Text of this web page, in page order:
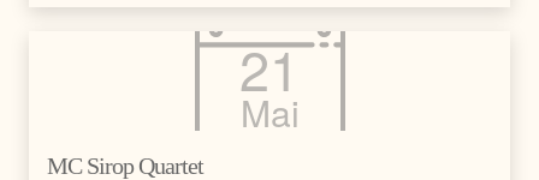
21
Mai
MC Sirop Quartet